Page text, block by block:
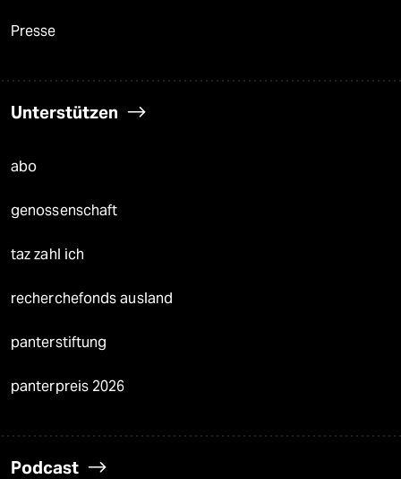
Presse
Unterstützen
abo
genossenschaft
taz zahl ich
recherchefonds ausland
panterstiftung
panterpreis 2026
Podcast